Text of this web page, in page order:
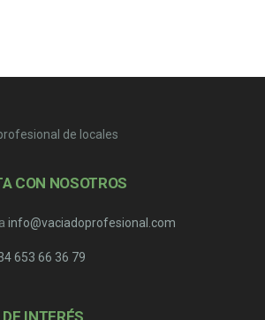
CON NOSOTROS
info@vaciadoprofesional.com
653 66 36 79
INTERÉS